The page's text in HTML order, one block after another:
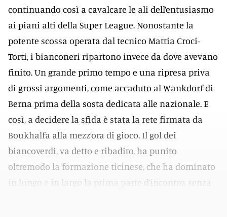
continuando così a cavalcare le ali dell’entusiasmo
ai piani alti della Super League. Nonostante la
potente scossa operata dal tecnico Mattia Croci-
Torti, i bianconeri ripartono invece da dove avevano
finito. Un grande primo tempo e una ripresa priva
di grossi argomenti, come accaduto al Wankdorf di
Berna prima della sosta dedicata alle nazionale. E
così, a decidere la sfida è stata la rete firmata da
Boukhalfa alla mezz’ora di gioco. Il gol dei
biancoverdi, va detto e ribadito, ha punito
oltremodo la formazione ticinese, che ha dominato
in lungo e in largo la prima parte d’incontro, senza